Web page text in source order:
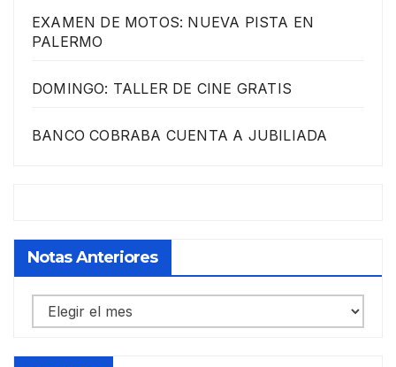
EXAMEN DE MOTOS: NUEVA PISTA EN
PALERMO
DOMINGO: TALLER DE CINE GRATIS
BANCO COBRABA CUENTA A JUBILIADA
Notas Anteriores
Notas
anteriores